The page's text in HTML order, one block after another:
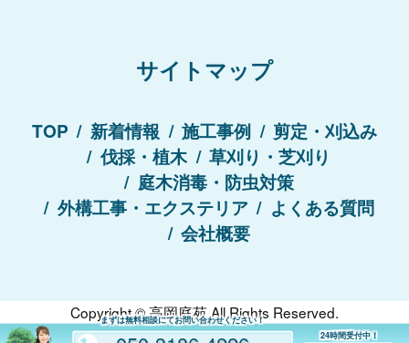
サイトマップ
TOP 新着情報 施工事例
剪定・刈込み
伐採・植木
草刈り・芝刈り
庭木消毒・防虫対策
外構工事・エクステリア
よくある質問
会社概要
Copyright ©高岡庭苑All Rights Reserved.
まずは無料相談にてお問い合わせください！
24時間受付中！